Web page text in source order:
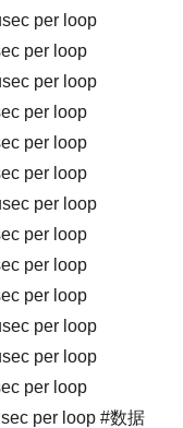
per loop
per loop
per loop
per loop
per loop
per loop
per loop
per loop
per loop
per loop
per loop
per loop
per loop
per loop #数据